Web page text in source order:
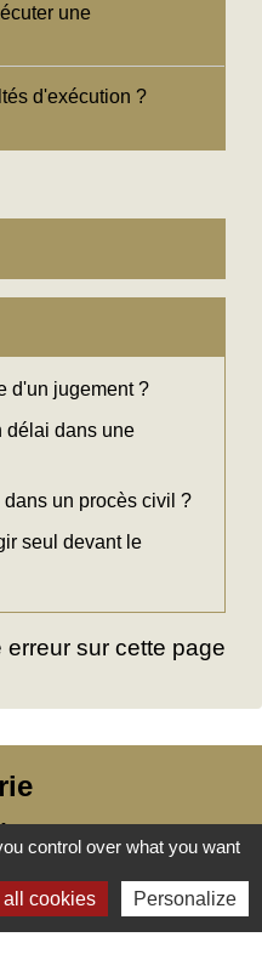
une
d'exécution ?
d'un jugement ?
délai dans une
un procès civil ?
seul devant le
erreur sur cette page
Loges
Lecompte
- FRANCE
04 81
control over what you want
all cookies Personalize